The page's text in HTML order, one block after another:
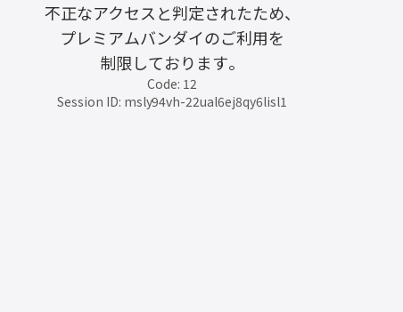
不正なアクセスと判定されたため、
プレミアムバンダイのご利用を
制限しております。
Code: 12
Session ID: msly94vh-22ual6ej8qy6lisl1